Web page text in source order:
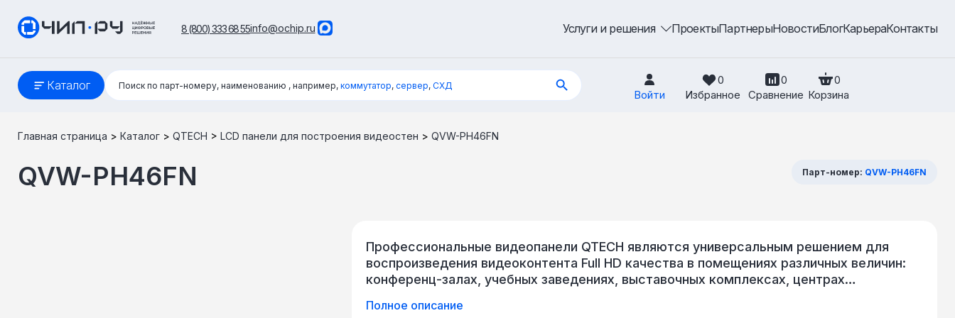
Услуги и решения ПроектыПартнерыНовостиБлогКарьераКонтакты
8 (800) 333 68 55info@ochip.ru
Каталог
Поиск:
Поиск по парт-номеру, наименованию , например, коммутатор, сервер, СХД
Войти
0
Избранное
0
Сравнение
0
Корзина
Главная страница > Каталог > QTECH > LCD панели для построения видеостен > QVW-PH46FN
QVW-PH46FN Парт-номер: QVW-PH46FN
Профессиональные видеопанели QTECH являются универсальным решением для
воспроизведения видеоконтента Full HD качества в помещениях различных величин:
конференц-залах, учебных заведениях, выставочных комплексах, центрах
рамки устройств позволяют воздвигать крупногабаритные многоэкранные
Полное описание